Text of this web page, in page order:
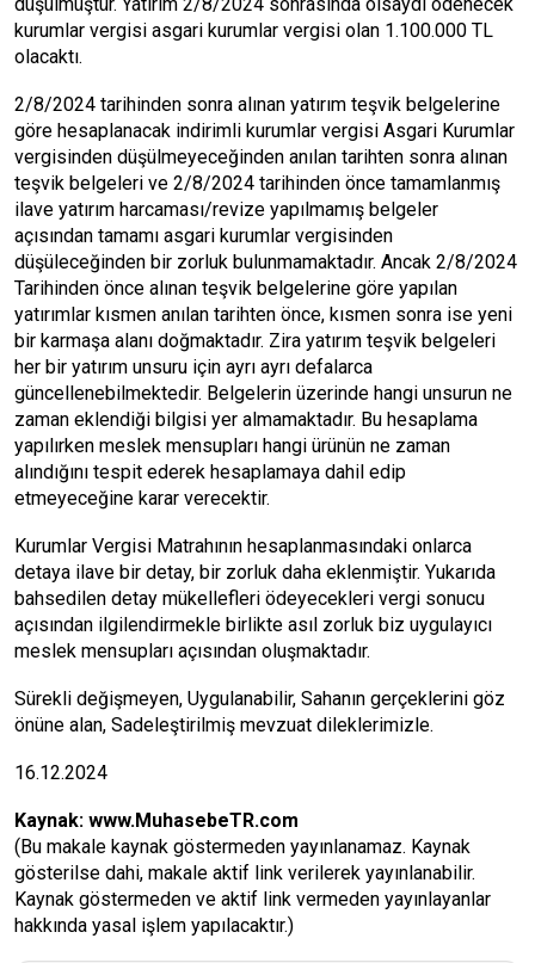
kurumlar vergisi asgari kurumlar vergisi olan 1.100.000 TL
olacaktı.
2/8/2024 tarihinden sonra alınan yatırım teşvik belgelerine
göre hesaplanacak indirimli kurumlar vergisi Asgari Kurumlar
vergisinden düşülmeyeceğinden anılan tarihten sonra alınan
teşvik belgeleri ve 2/8/2024 tarihinden önce tamamlanmış
ilave yatırım harcaması/revize yapılmamış belgeler
açısından tamamı asgari kurumlar vergisinden
düşüleceğinden bir zorluk bulunmamaktadır. Ancak 2/8/2024
Tarihinden önce alınan teşvik belgelerine göre yapılan
yatırımlar kısmen anılan tarihten önce, kısmen sonra ise yeni
bir karmaşa alanı doğmaktadır. Zira yatırım teşvik belgeleri
her bir yatırım unsuru için ayrı ayrı defalarca
güncellenebilmektedir. Belgelerin üzerinde hangi unsurun ne
zaman eklendiği bilgisi yer almamaktadır. Bu hesaplama
yapılırken meslek mensupları hangi ürünün ne zaman
alındığını tespit ederek hesaplamaya dahil edip
etmeyeceğine karar verecektir.
Kurumlar Vergisi Matrahının hesaplanmasındaki onlarca
detaya ilave bir detay, bir zorluk daha eklenmiştir. Yukarıda
bahsedilen detay mükellefleri ödeyecekleri vergi sonucu
açısından ilgilendirmekle birlikte asıl zorluk biz uygulayıcı
meslek mensupları açısından oluşmaktadır.
Sürekli değişmeyen, Uygulanabilir, Sahanın gerçeklerini göz
önüne alan, Sadeleştirilmiş mevzuat dileklerimizle.
16.12.2024
Kaynak: www.MuhasebeTR.com
(Bu makale kaynak göstermeden yayınlanamaz. Kaynak
gösterilse dahi, makale aktif link verilerek yayınlanabilir.
Kaynak göstermeden ve aktif link vermeden yayınlayanlar
hakkında yasal işlem yapılacaktır.)